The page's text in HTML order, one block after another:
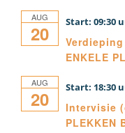
AUG
20 09:30
ENKELE
AUG
20 18:30
Intervisie
PLEKKEN